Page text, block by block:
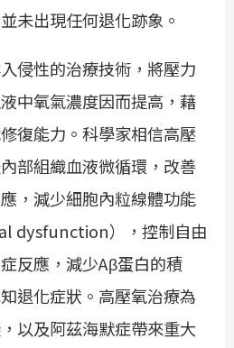
未出現任何退化跡象。
侵性的治療技術，將壓力
中氧氣濃度因而提高，藉
復能力。科學家相信高壓
部組織血液微循環，改善
，減少細胞內粒線體功能
dysfunction），控制自由
反應，減少Aβ蛋白的積
退化症狀。高壓氧治療為
以及阿茲海默症帶來重大